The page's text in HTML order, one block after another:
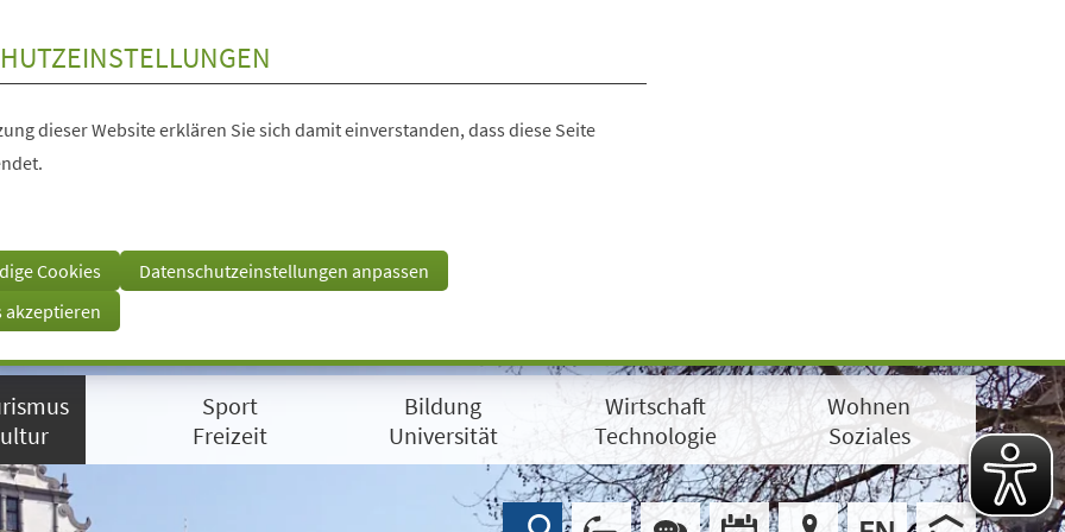
dieser Website erklären Sie sich damit einverstanden, dass diese Seite
Cookies
Datenschutzeinstellungen anpassen
akzeptieren
Sport
Freizeit
Bildung
Universität
Wirtschaft
Technologie
Wohnen
Soziales